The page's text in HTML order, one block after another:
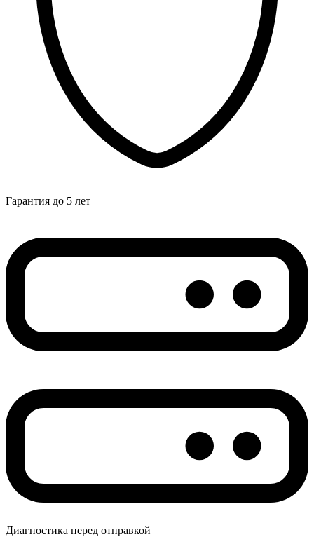
Гарантия до 5 лет
Диагностика перед отправкой